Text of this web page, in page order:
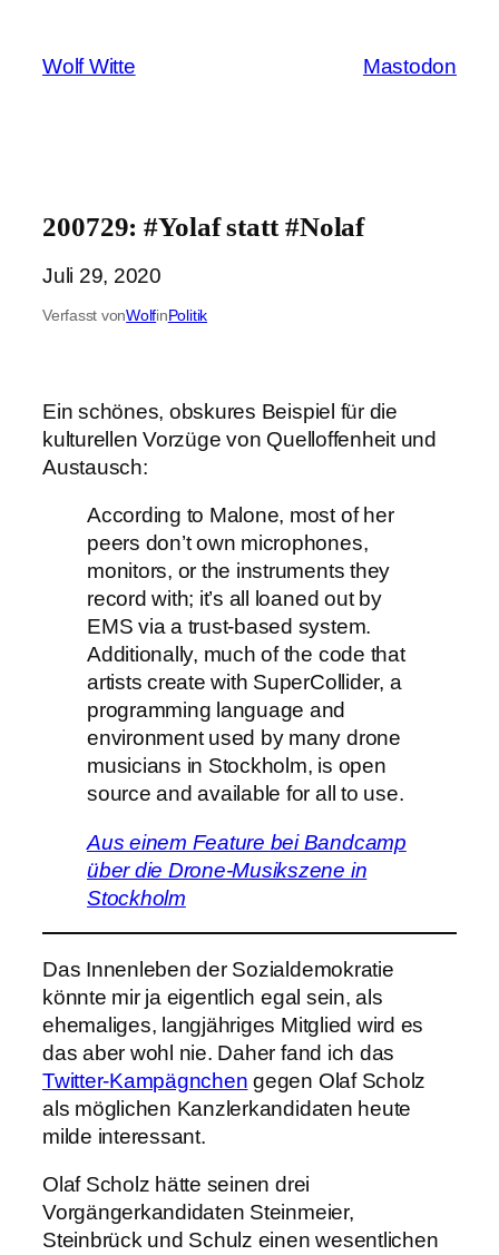
springen
Wolf Witte Mastodon
200729: #Yolaf statt #Nolaf
Juli 29, 2020
Verfasst vonWolfinPolitik
Ein schönes, obskures Beispiel für die
kulturellen Vorzüge von Quelloffenheit und
Austausch:
According to Malone, most of her
peers don’t own microphones,
monitors, or the instruments they
record with; it’s all loaned out by
EMS via a trust-based system.
Additionally, much of the code that
artists create with SuperCollider, a
programming language and
environment used by many drone
musicians in Stockholm, is open
source and available for all to use.
Aus einem Feature bei Bandcamp
über die Drone-Musikszene in
Stockholm
Das Innenleben der Sozialdemokratie
könnte mir ja eigentlich egal sein, als
ehemaliges, langjähriges Mitglied wird es
das aber wohl nie. Daher fand ich das
Twitter-Kampägnchen gegen Olaf Scholz
als möglichen Kanzlerkandidaten heute
milde interessant.
Olaf Scholz hätte seinen drei
Vorgängerkandidaten Steinmeier,
Steinbrück und Schulz einen wesentlichen